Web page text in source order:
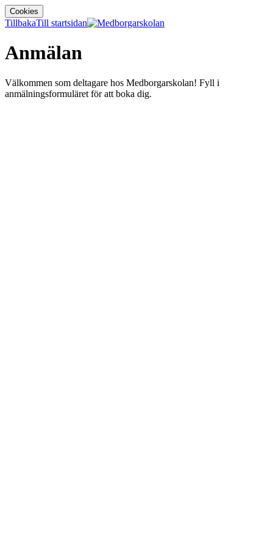
Cookies
TillbakaTill startsidan
Anmälan
Välkommen som deltagare hos Medborgarskolan! Fyll i
anmälningsformuläret för att boka dig.